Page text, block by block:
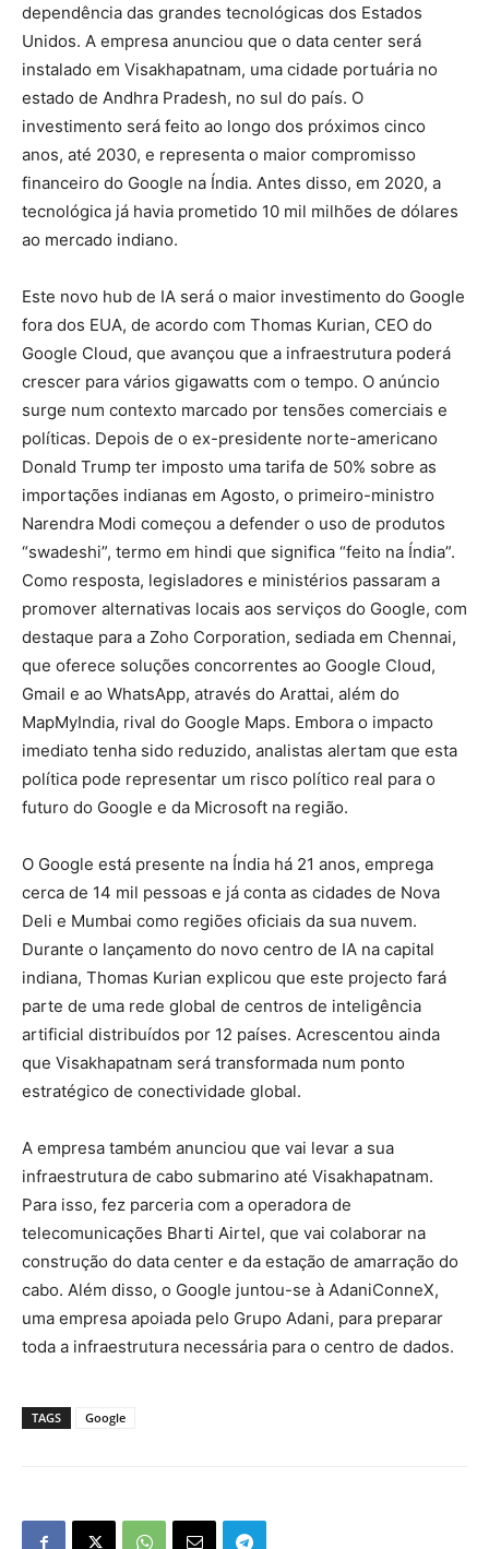
dependência das grandes tecnológicas dos Estados
Unidos. A empresa anunciou que o data center será
instalado em Visakhapatnam, uma cidade portuária no
estado de Andhra Pradesh, no sul do país. O
investimento será feito ao longo dos próximos cinco
anos, até 2030, e representa o maior compromisso
financeiro do Google na Índia. Antes disso, em 2020, a
tecnológica já havia prometido 10 mil milhões de dólares
ao mercado indiano.
Este novo hub de IA será o maior investimento do Google
fora dos EUA, de acordo com Thomas Kurian, CEO do
Google Cloud, que avançou que a infraestrutura poderá
crescer para vários gigawatts com o tempo. O anúncio
surge num contexto marcado por tensões comerciais e
políticas. Depois de o ex-presidente norte-americano
Donald Trump ter imposto uma tarifa de 50% sobre as
importações indianas em Agosto, o primeiro-ministro
Narendra Modi começou a defender o uso de produtos
“swadeshi”, termo em hindi que significa “feito na Índia”.
Como resposta, legisladores e ministérios passaram a
promover alternativas locais aos serviços do Google, com
destaque para a Zoho Corporation, sediada em Chennai,
que oferece soluções concorrentes ao Google Cloud,
Gmail e ao WhatsApp, através do Arattai, além do
MapMyIndia, rival do Google Maps. Embora o impacto
imediato tenha sido reduzido, analistas alertam que esta
política pode representar um risco político real para o
futuro do Google e da Microsoft na região.
O Google está presente na Índia há 21 anos, emprega
cerca de 14 mil pessoas e já conta as cidades de Nova
Deli e Mumbai como regiões oficiais da sua nuvem.
Durante o lançamento do novo centro de IA na capital
indiana, Thomas Kurian explicou que este projecto fará
parte de uma rede global de centros de inteligência
artificial distribuídos por 12 países. Acrescentou ainda
que Visakhapatnam será transformada num ponto
estratégico de conectividade global.
A empresa também anunciou que vai levar a sua
infraestrutura de cabo submarino até Visakhapatnam.
Para isso, fez parceria com a operadora de
telecomunicações Bharti Airtel, que vai colaborar na
construção do data center e da estação de amarração do
cabo. Além disso, o Google juntou-se à AdaniConneX,
uma empresa apoiada pelo Grupo Adani, para preparar
toda a infraestrutura necessária para o centro de dados.
TAGS Google